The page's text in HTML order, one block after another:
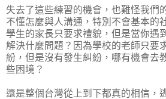
失去了這些練習的機會，也難怪我們
不懂怎麼與人溝通，特別不會基本的
學生的家長只要求禮貌，但是當你遇
解決什麼問題？因為學校的老師只要
紛，但是沒有發生糾紛，哪有機會去
些困境？
還是整個台灣從上到下都真的相信，